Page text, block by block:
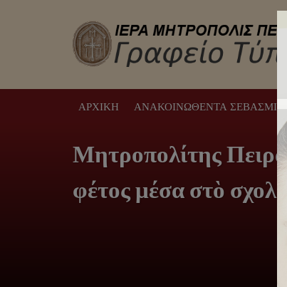
ΑΡΧΙΚΉ ΑΝΑΚΟΙΝΩΘΈΝΤΑ
Μητροπολίτης
φέτος μέσα στὸ